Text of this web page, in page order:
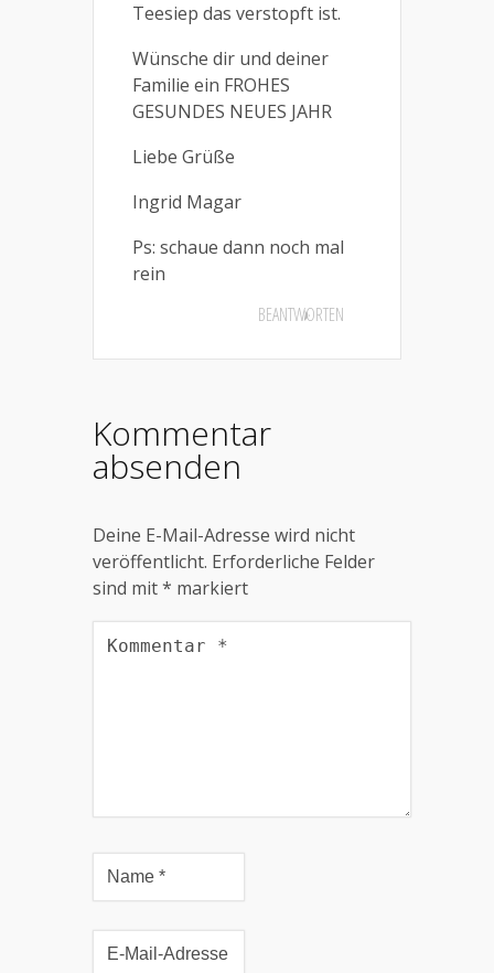
Teesiep das verstopft ist.
Wünsche dir und deiner
Familie ein FROHES
GESUNDES NEUES JAHR
Liebe Grüße
Ingrid Magar
Ps: schaue dann noch mal
rein
BEANTWORTEN
Kommentar
absenden
Deine E-Mail-Adresse wird nicht
veröffentlicht. Erforderliche Felder
sind mit* markiert